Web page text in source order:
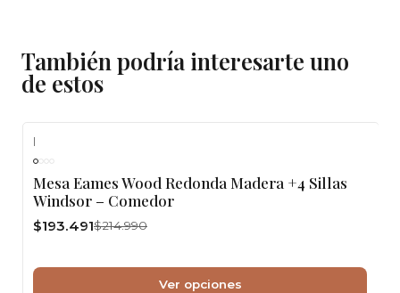
También podría interesarte uno
de estos
|
Mesa Eames Wood Redonda Madera +4 Sillas
Windsor – Comedor
$193.491$214.990
Ver opciones